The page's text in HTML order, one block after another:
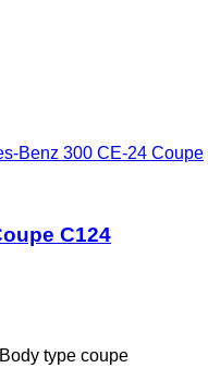
Benz 300 CE-24 Coupe
C124
Body type coupe